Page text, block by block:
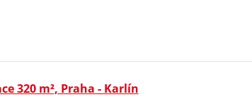
320 m², Praha - Karlín